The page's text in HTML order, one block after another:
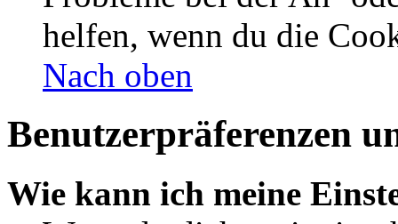
helfen, wenn du die
Nach oben
Benutzerpräferenzen
Wie kann ich meine